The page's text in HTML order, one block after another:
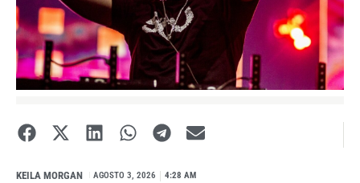
KEILA MORGAN AGOSTO 3, 2026 4:28 AM